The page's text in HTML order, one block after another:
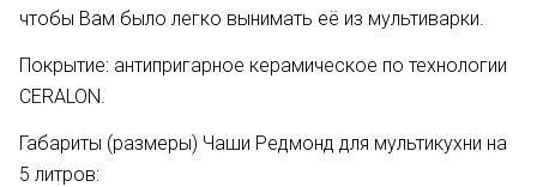
чтобы Вам было легко вынимать её из мультиварки.
Покрытие: антипригарное керамическое по технологии
CERALON.
Габариты (размеры) Чаши Редмонд для мультикухни на
5 литров: